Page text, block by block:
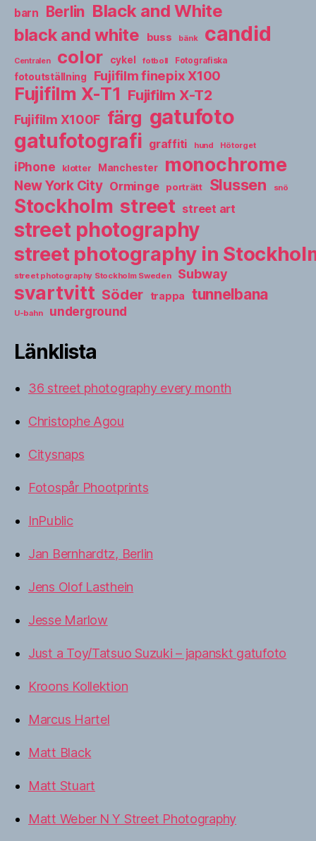
barn Berlin Black and White
black and white
buss bänk candid
Centralen color cykel fotboll Fotografiska
fotoutställning Fujifilm finepix X100
Fujifilm X-T1 Fujifilm X-T2
Fujifilm X100F färg gatufoto
gatufotografi graffiti hund Hötorget
iPhone klotter Manchester monochrome
New York City Orminge porträtt Slussen snö
Stockholm street street art
street photography
street photography in
street photography Stockholm Sweden Subway
svartvitt Söder trappa tunnelbana
U-bahn underground
Länklista
36 street photography every month
Christophe Agou
Citysnaps
Fotospår Phootprints
InPublic
Jan Bernhardtz, Berlin
Jens Olof Lasthein
Jesse Marlow
Just a Toy/Tatsuo Suzuki – japanskt gatufoto
Kroons Kollektion
Marcus Hartel
Matt Black
Matt Stuart
Matt Weber N Y Street Photography